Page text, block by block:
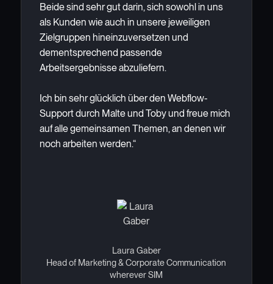
Beide sind sehr gut darin, sich sowohl in uns
als Kunden wie auch in unsere jeweiligen
Zielgruppen hineinzuversetzen und
dementsprechend passende
Arbeitsergebnisse abzuliefern.
Ich bin sehr glücklich über den Webflow-
Support durch Malte und Toby und freue mich
auf alle gemeinsamen Themen, an denen wir
noch arbeiten werden.“
Laura Gaber
Head of Marketing & Corporate Communication
wherever SIM